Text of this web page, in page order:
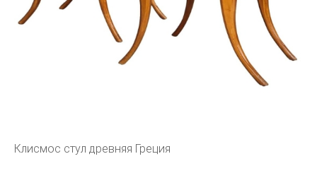
Клисмос стул древняя Греция